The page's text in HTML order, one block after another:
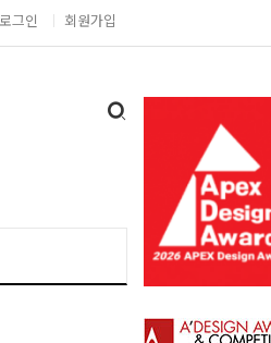
로그인 회원가입